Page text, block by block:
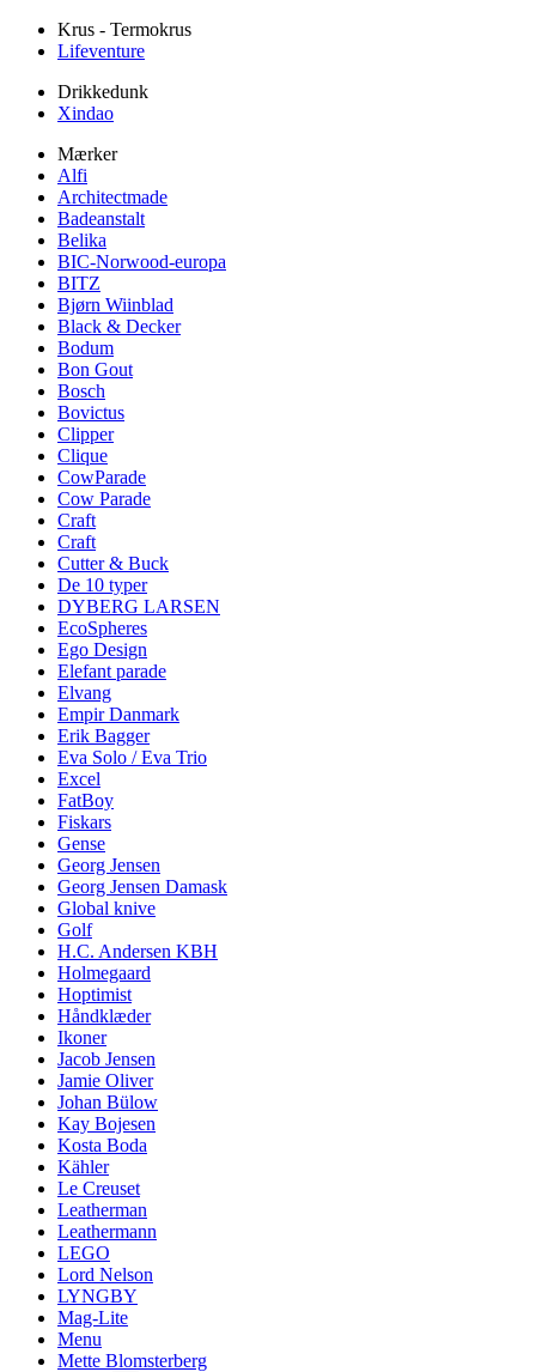
Krus - Termokrus
Lifeventure
Drikkedunk
Xindao
Mærker
Alfi
Architectmade
Badeanstalt
Belika
BIC-Norwood-europa
BITZ
Bjørn Wiinblad
Black & Decker
Bodum
Bon Gout
Bosch
Bovictus
Clipper
Clique
CowParade
Cow Parade
Craft
Craft
Cutter & Buck
De 10 typer
DYBERG LARSEN
EcoSpheres
Ego Design
Elefant parade
Elvang
Empir Danmark
Erik Bagger
Eva Solo / Eva Trio
Excel
FatBoy
Fiskars
Gense
Georg Jensen
Georg Jensen Damask
Global knive
Golf
H.C. Andersen KBH
Holmegaard
Hoptimist
Håndklæder
Ikoner
Jacob Jensen
Jamie Oliver
Johan Bülow
Kay Bojesen
Kosta Boda
Kähler
Le Creuset
Leatherman
Leathermann
LEGO
Lord Nelson
LYNGBY
Mag-Lite
Menu
Mette Blomsterberg